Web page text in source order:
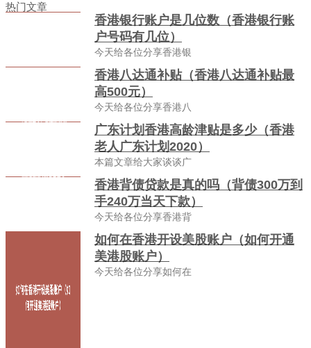
热门文章
香港银行账户是几位数（香港银行账
户号码有几位）
今天给各位分享香港银
香港八达通补贴（香港八达通补贴最
高500元）
今天给各位分享香港八
广东计划香港高龄津贴是多少（香港
老人广东计划2020）
本篇文章给大家谈谈广
香港背债贷款是真的吗（背债300万到
手240万当天下款）
今天给各位分享香港背
如何在香港开设美股账户（如何开通
美港股账户）
今天给各位分享如何在